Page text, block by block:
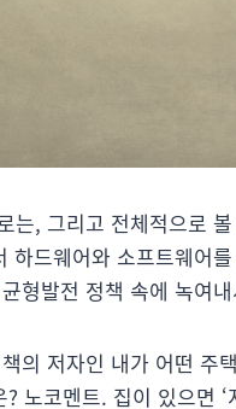
는, 그리고 전체적으로
하드웨어와 소프트웨어
형발전 정책 속에 녹여
의 저자인 내가 어떤 주
노코멘트. 집이 있으면